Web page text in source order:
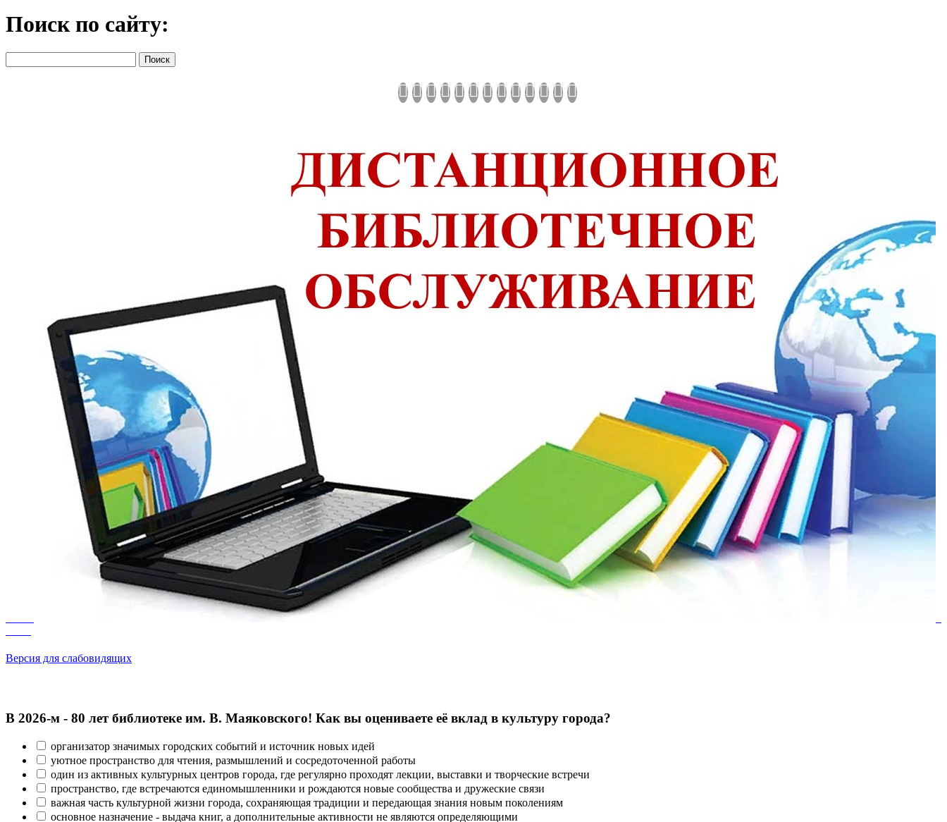
Поиск по сайту:
Версия для слабовидящих
В 2026‑м - 80 лет библиотеке им. В. Маяковского! Как вы оцениваете её вклад в культуру города?
организатор значимых городских событий и источник новых идей
уютное пространство для чтения, размышлений и сосредоточенной работы
один из активных культурных центров города, где регулярно проходят лекции, выставки и творческие встречи
пространство, где встречаются единомышленники и рождаются новые сообщества и дружеские связи
важная часть культурной жизни города, сохраняющая традиции и передающая знания новым поколениям
основное назначение - выдача книг, а дополнительные активности не являются определяющими